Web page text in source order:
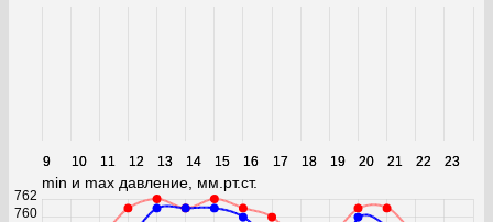
9 10 11 12 13 14 15 16 17 18 19 20 21 22 23
9 10 11 12 13 14 15 16 17 18 19 20 21 22 23
min и max давление, мм.рт.ст.
760
762